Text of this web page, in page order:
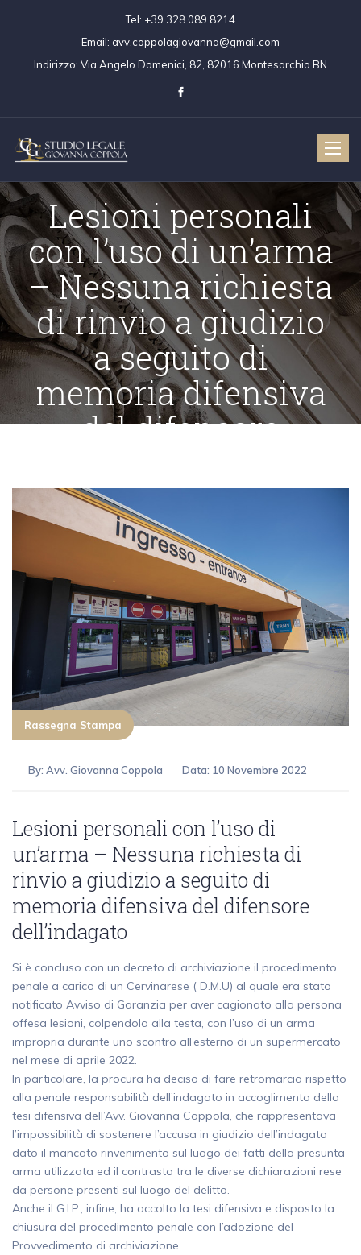
Tel: +39 328 089 8214
Email: avv.coppolagiovanna@gmail.com
Indirizzo: Via Angelo Domenici, 82, 82016 Montesarchio BN
Toggle
Lesioni personali
con l’uso di un’arma
– Nessuna richiesta
di rinvio a giudizio
a seguito di
memoria difensiva
del difensore
»Lesioni personali con l’uso di un’arma – Nessuna
richiesta di rinvio a giudizio a seguito di memoria difensiva
del difensore dell’indagato
Rassegna Stampa
By: Avv. Giovanna Coppola Data: 10 Novembre 2022
Lesioni personali con l’uso di
un’arma – Nessuna richiesta di
rinvio a giudizio a seguito di
memoria difensiva del difensore
dell’indagato
Si è concluso con un decreto di archiviazione il procedimento
penale a carico di un Cervinarese ( D.M.U) al quale era stato
notificato Avviso di Garanzia per aver cagionato alla persona
offesa lesioni, colpendola alla testa, con l’uso di un arma
impropria durante uno scontro all’esterno di un supermercato
nel mese di aprile 2022.
In particolare, la procura ha deciso di fare retromarcia rispetto
alla penale responsabilità dell’indagato in accoglimento della
tesi difensiva dell’Avv. Giovanna Coppola, che rappresentava
l’impossibilità di sostenere l’accusa in giudizio dell’indagato
dato il mancato rinvenimento sul luogo dei fatti della presunta
arma utilizzata ed il contrasto tra le diverse dichiarazioni rese
da persone presenti sul luogo del delitto.
Anche il G.I.P., infine, ha accolto la tesi difensiva e disposto la
chiusura del procedimento penale con l’adozione del
Provvedimento di archiviazione.